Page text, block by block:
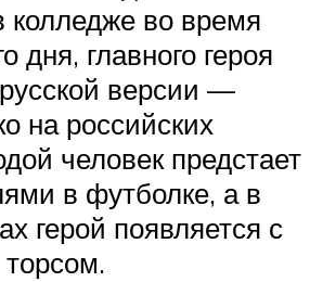
колледже во время
дня, главного героя
версии —
на российских
человек предстает
в футболке, а в
герой появляется с